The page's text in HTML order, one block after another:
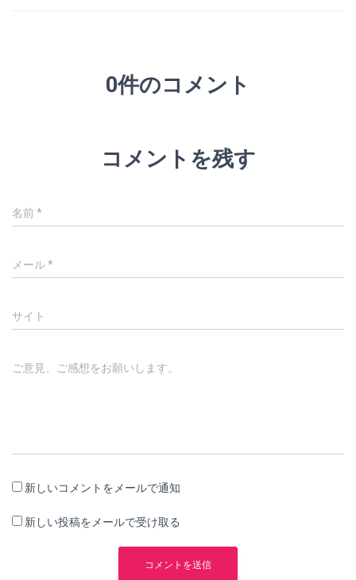
0件のコメント
コメントを残す
名前*
メール*
サイト
ご意見、ご感想をお願いします。
新しいコメントをメールで通知
新しい投稿をメールで受け取る